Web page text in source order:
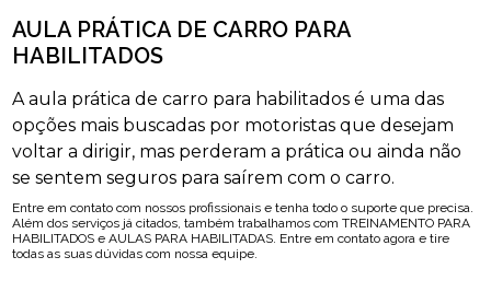
AULA PRÁTICA DE CARRO PARA
HABILITADOS
A aula prática de carro para habilitados é uma das
opções mais buscadas por motoristas que desejam
voltar a dirigir, mas perderam a prática ou ainda não
se sentem seguros para saírem com o carro.
Entre em contato com nossos profissionais e tenha todo o suporte que precisa.
Além dos serviços já citados, também trabalhamos com TREINAMENTO PARA
HABILITADOS e AULAS PARA HABILITADAS. Entre em contato agora e tire
todas as suas dúvidas com nossa equipe.